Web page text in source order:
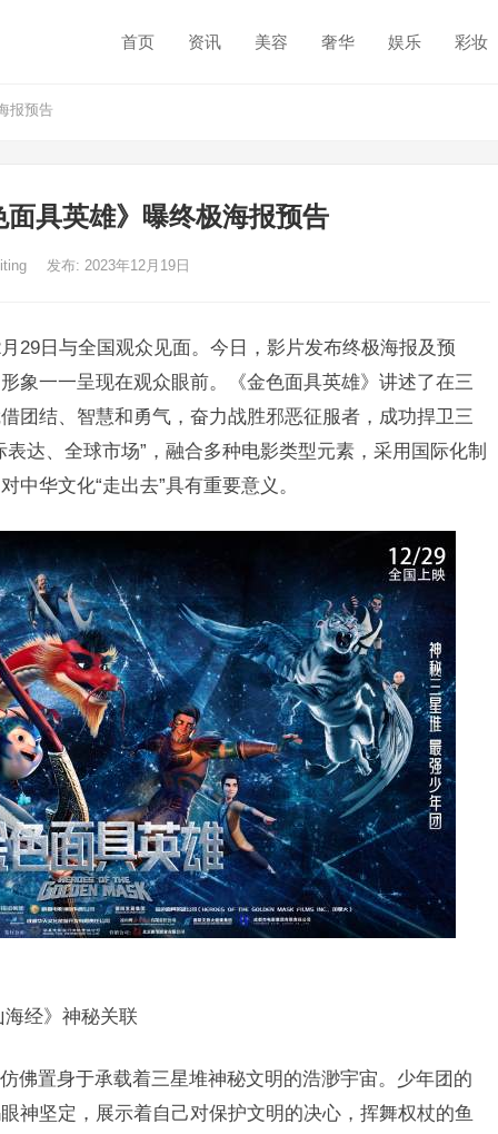
首页 资讯 美容 奢华 娱乐 彩妆
报预告
具英雄》曝终极海报预告
发布: 2023年12月19日
29日与全国观众见面。今日，影片发布终极海报及预
象一一呈现在观众眼前。《金色面具英雄》讲述了在三
团结、智慧和勇气，奋力战胜邪恶征服者，成功捍卫三
达、全球市场”，融合多种电影类型元素，采用国际化制
中华文化“走出去”具有重要意义。
经》神秘关联
佛置身于承载着三星堆神秘文明的浩渺宇宙。少年团的
神坚定，展示着自己对保护文明的决心，挥舞权杖的鱼